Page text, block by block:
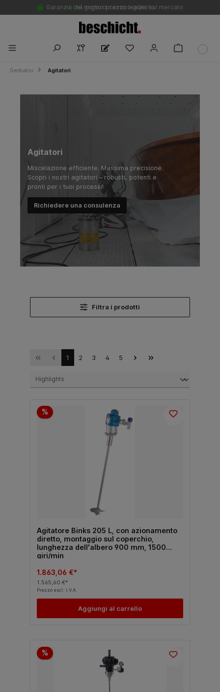
14 giorni di cambio gratuito
Garanzia del miglior prezzo leader sul mercato
Serbatoi Agitatori
Agitatori
Miscelazione efficiente. Massima precisione.
Scopri i nostri agitatori – robusti, potenti e
pronti per i tuoi processi!
Richiedere una consulenza
Filtra i prodotti
1 2 3 4 5
%
Agitatore Binks 205 L, con azionamento
diretto, montaggio sul coperchio,
lunghezza dell'albero 900 mm, 1500
giri/min
1.863,06 €*
1.565,60 €*
Prezzo escl. I.V.A.
Aggiungi al carrello
%